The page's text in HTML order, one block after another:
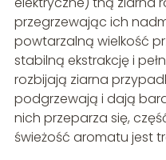
przegrzewając ich
powtarzalną wielkość
stabilną ekstrakcję i
rozbijają ziarna
podgrzewają i dają
nich przeparza się,
świeżość aromatu jest